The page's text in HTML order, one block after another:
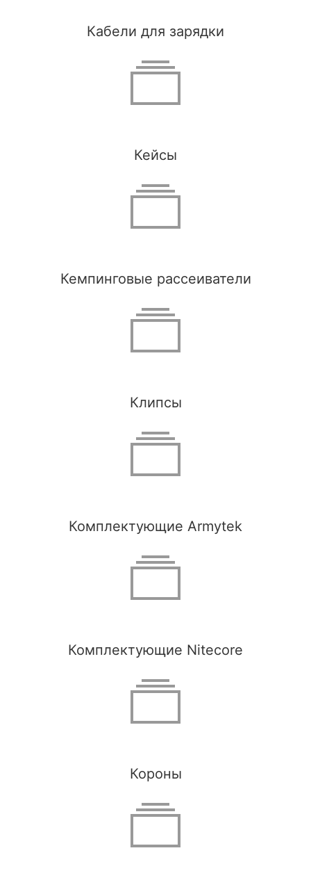
Кабели для зарядки
Кейсы
Кемпинговые рассеиватели
Клипсы
Комплектующие Armytek
Комплектующие Nitecore
Короны